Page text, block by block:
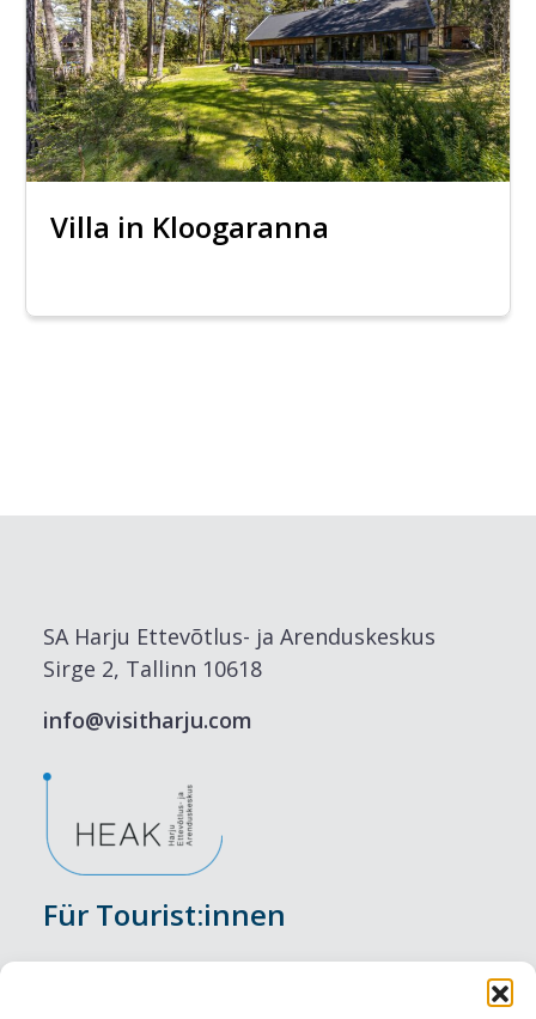
Villa in Kloogaranna
SA Harju Ettevõtlus- ja Arenduskeskus
Sirge 2, Tallinn 10618
info@visitharju.com
Für Tourist:innen